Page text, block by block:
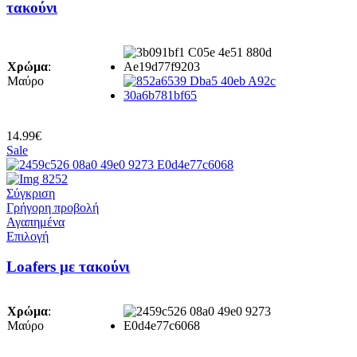
πολλαπλές
μπορούν
προϊόντος
τακούνι
Χρώμα:
Μαύρο
14.99€
Sale
Σύγκριση
Γρήγορη προβολή
Αγαπημένα
ΕπιλογήΑυτό
προϊόν
έχει
παραλλαγές.
Loafers με τακούνι
Χρώμα:
Μαύρο